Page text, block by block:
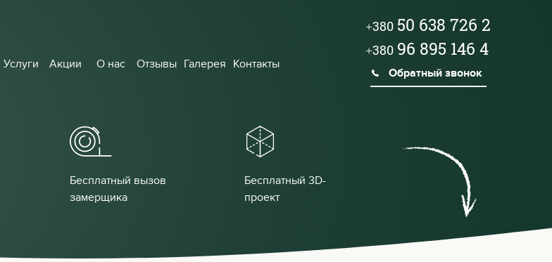
Услуги Акции О нас Отзывы Галерея Контакты
+380 50 638 726 2
+380 96 895 146 4
Обратный звонок
Бесплатный вызов
замерщика
Бесплатный 3D-
проект